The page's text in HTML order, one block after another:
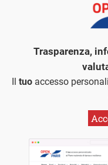
Trasparenza,
Il tuoaccesso